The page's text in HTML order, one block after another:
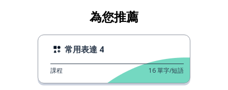
為您推薦
常用表達 4
課程 16單字/短語